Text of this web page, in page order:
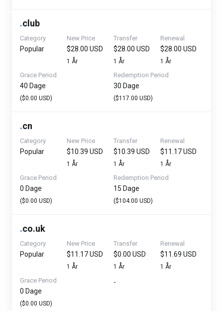
.club
Category
Popular
New Price
$28.00 USD
1 År
Transfer
$28.00 USD
1 År
Renewal
$28.00 USD
1 År
Grace Period
40 Dage
($0.00 USD)
Redemption Period
30 Dage
($117.00 USD)
.cn
Category
Popular
New Price
$10.39 USD
1 År
Transfer
$10.39 USD
1 År
Renewal
$11.17 USD
1 År
Grace Period
0 Dage
($0.00 USD)
Redemption Period
15 Dage
($104.00 USD)
.co.uk
Category
Popular
New Price
$11.17 USD
1 År
Transfer
$0.00 USD
1 År
Renewal
$11.69 USD
1 År
Grace Period
0 Dage
($0.00 USD)
-